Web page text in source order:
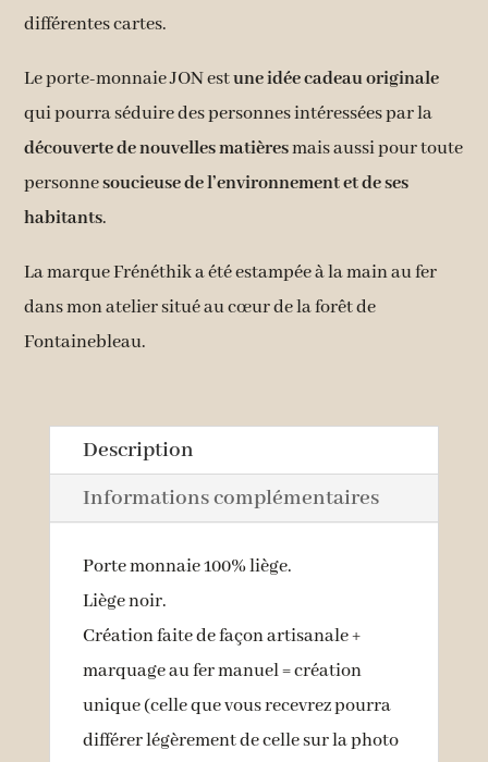
différentes cartes.
Le porte-monnaie JON estune idée cadeau originale
qui pourra séduire des personnes intéressées par la
découverte de nouvelles matièresmais aussi pour toute
personnesoucieuse de l’environnement et de ses
habitants.
La marque Frénéthik a été estampée à la main au fer
dans mon atelier situé au cœur de la forêt de
Fontainebleau.
Description
Informations complémentaires
Porte monnaie 100% liège.
Liège noir.
Création faite de façon artisanale +
marquage au fer manuel = création
unique (celle que vous recevrez pourra
différer légèrement de celle sur la photo